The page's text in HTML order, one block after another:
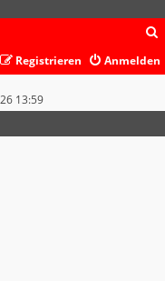
c
Anmelden
Registrieren
13:59